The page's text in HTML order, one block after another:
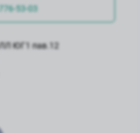
53-03
ЮГ1 пав.12